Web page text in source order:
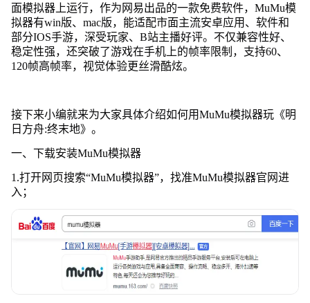
面模拟器上运行，作为网易出品的一款免费软件，MuMu模
拟器有win版、mac版，能适配市面主流安卓应用、软件和
部分IOS手游，深受玩家、B站主播好评。不仅兼容性好、
稳定性强，还突破了游戏在手机上的帧率限制，支持60、
120帧高帧率，视觉体验更丝滑酷炫。
接下来小编就来为大家具体介绍如何用MuMu模拟器玩《明
日方舟:终末地》。
一、下载安装MuMu模拟器
1.打开网页搜索“MuMu模拟器”，找准MuMu模拟器官网进
入；